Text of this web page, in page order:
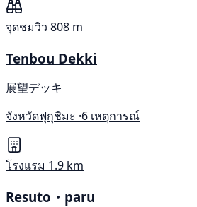
จุดชมวิว 808 m
Tenbou Dekki
展望デッキ
จังหวัดฟุกุชิมะ ·6 เหตุการณ์
โรงแรม 1.9 km
Resuto・paru